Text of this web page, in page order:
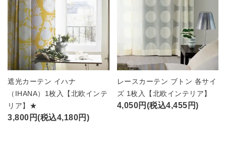
遮光カーテン イハナ
（IHANA）1枚入【北欧インテ
リア】★
3,800円(税込4,180円)
レースカーテン ブトン 各サイ
ズ 1枚入【北欧インテリア】
4,050円(税込4,455円)